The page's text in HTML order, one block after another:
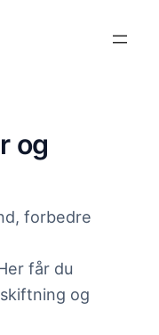
og
forbedre
får du
og